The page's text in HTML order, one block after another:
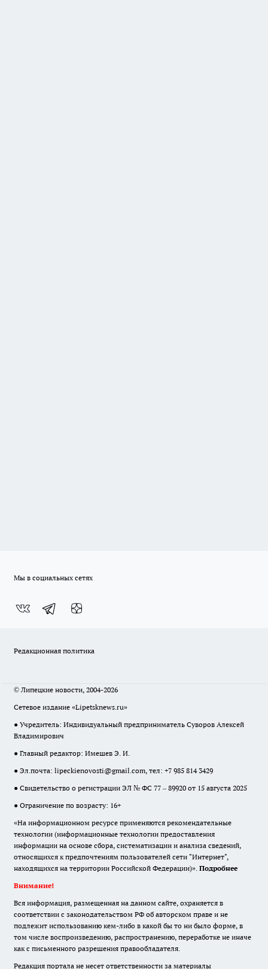
Мы в социальных сетях
Редакционная политика
© Липецкие новости, 2004-2026
Сетевое издание «Lipetsknews.ru»
● Учредитель: Индивидуальный предприниматель Суворов Алексей
Владимирович
● Главный редактор: Имешев Э. И.
● Эл.почта: lipeckienovosti@gmail.com, тел: +7 985 814 3429
● Свидетельство о регистрации ЭЛ № ФС 77 – 89920 от 15 августа 2025
● Ограничение по возрасту: 16+
«На информационном ресурсе применяются рекомендательные
технологии (информационные технологии предоставления
информации на основе сбора, систематизации и анализа сведений,
относящихся к предпочтениям пользователей сети "Интернет",
находящихся на территории Российской Федерации)». Подробнее
Внимание!
Вся информация, размещенная на данном сайте, охраняется в
соответствии с законодательством РФ об авторском праве и не
подлежит использованию кем-либо в какой бы то ни было форме, в
том числе воспроизведению, распространению, переработке не иначе
как с письменного разрешения правообладателя.
Редакция портала не несет ответственности за материалы